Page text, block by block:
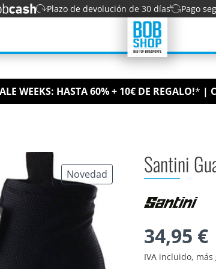
Plazo de devolución de 30 días Pago
WEEKS: HASTA 60% + 10€ DE REGALO!* |
Novedad Santini
34,95 €
IVA incluido,